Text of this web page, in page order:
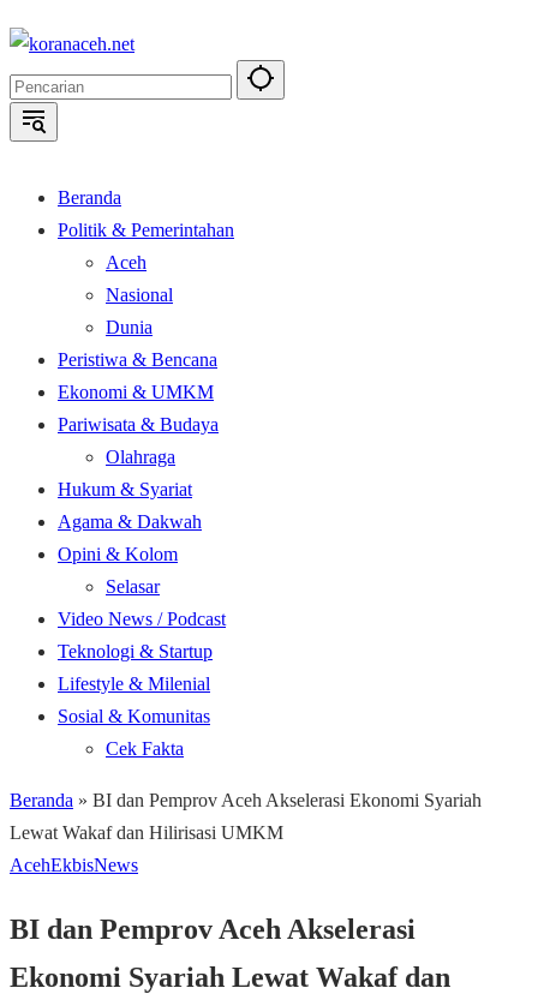
Langsung
konten
Beranda
Politik & Pemerintahan
Aceh
Nasional
Dunia
Peristiwa & Bencana
Ekonomi & UMKM
Pariwisata & Budaya
Olahraga
Hukum & Syariat
Agama & Dakwah
Opini & Kolom
Selasar
Video News / Podcast
Teknologi & Startup
Lifestyle & Milenial
Sosial & Komunitas
Cek Fakta
Beranda » BI dan Pemprov Aceh Akselerasi Ekonomi Syariah
Lewat Wakaf dan Hilirisasi UMKM
AcehEkbisNews
BI dan Pemprov Aceh Akselerasi
Ekonomi Syariah Lewat Wakaf dan